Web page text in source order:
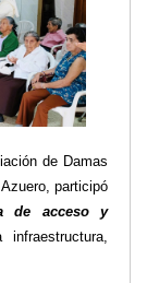
de Damas
participó
de acceso y